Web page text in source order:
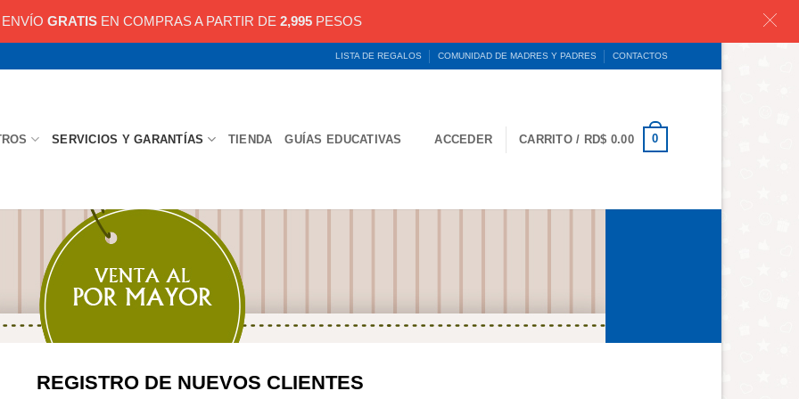
LISTA DE REGALOS COMUNIDAD DE MADRES Y PADRES CONTACTOS
SERVICIOS Y GARANTÍAS TIENDA GUÍAS EDUCATIVAS ACCEDER CARRITO / RD$ 0.00 0
REGISTRO DE NUEVOS CLIENTES
ENVÍO GRATIS EN COMPRAS A PARTIR DE 2,995 PESOS